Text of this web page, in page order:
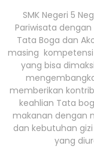
SMK Negeri 5
Pariwisata
Tata Boga dan
masing kompetensi
yang bisa
memberikan
keahlian Tata
makanan dengan
dan kebutuhan
yang